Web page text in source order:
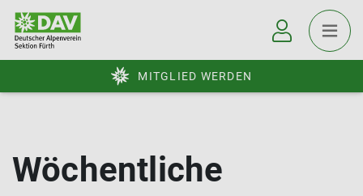
MITGLIED WERDEN
Wöchentliche